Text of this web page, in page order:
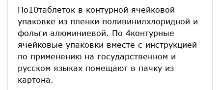
По10таблеток в контурной ячейковой
упаковке из пленки поливинилхлоридной и
фольги алюминиевой. По 4контурные
ячейковые упаковки вместе с инструкцией
по применению на государственном и
русском языках помещают в пачку из
картона.